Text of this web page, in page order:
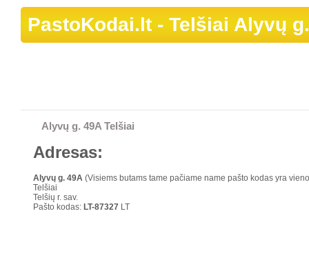
PastoKodai.lt - Telšiai Alyvų
Alyvų g. 49A Telšiai
Adresas:
Alyvų g. 49A (Visiems butams tame pačiame name pašto kodas yra
Telšiai
Telšių r. sav.
Pašto kodas: LT-87327 LT